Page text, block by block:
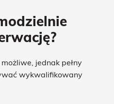
jednak pełny
wykwalifikowany